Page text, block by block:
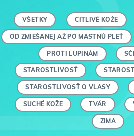
VŠETKY CITLIVÉ KOŽE
OD ZMIEŠANEJ AŽ PO MASTNÚ PLEŤ
PROTI LUPINÁM
STAROSTLIVOSŤ
STAROSTLIVOSŤ O VLASY
SUCHÉ KOŽE TVÁR
ZIMA